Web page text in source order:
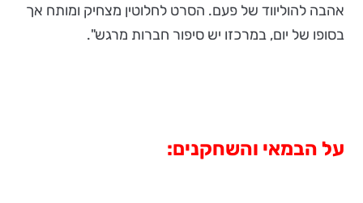
אהבה להוליווד של פעם. הסרט לחלוטין מצחיק ומותח אך
בסופו של יום, במרכזו יש סיפור חברות מרגש".
על הבמאי והשחקנים: